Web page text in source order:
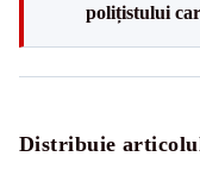
polițistului
Distribuie